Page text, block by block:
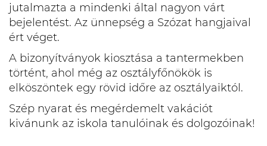
jutalmazta a mindenki által nagyon várt
bejelentést. Az ünnepség a Szózat hangjaival
ért véget.
A bizonyítványok kiosztása a tantermekben
történt, ahol még az osztályfőnökök is
elköszöntek egy rövid időre az osztályaiktól.
Szép nyarat és megérdemelt vakációt
kivánunk az iskola tanulóinak és dolgozóinak!